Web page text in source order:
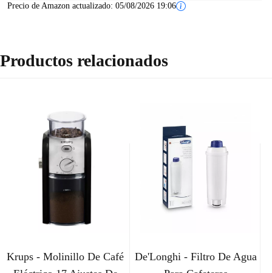
Precio de Amazon actualizado: 05/08/2026 19:06
Productos relacionados
Krups - Molinillo De Café
De'Longhi - Filtro De Agua